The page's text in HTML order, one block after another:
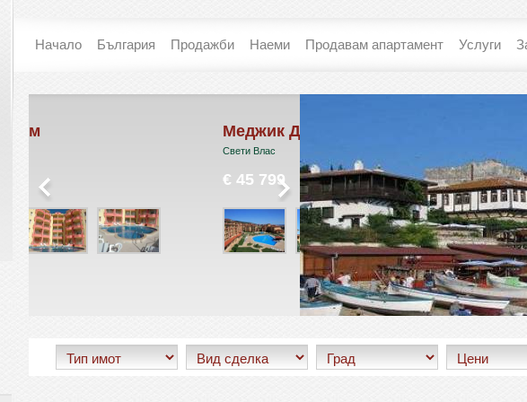
Начало България Продажби Наеми Продавам апартамент Услуги
Меджик Дриймс
€ 75 986